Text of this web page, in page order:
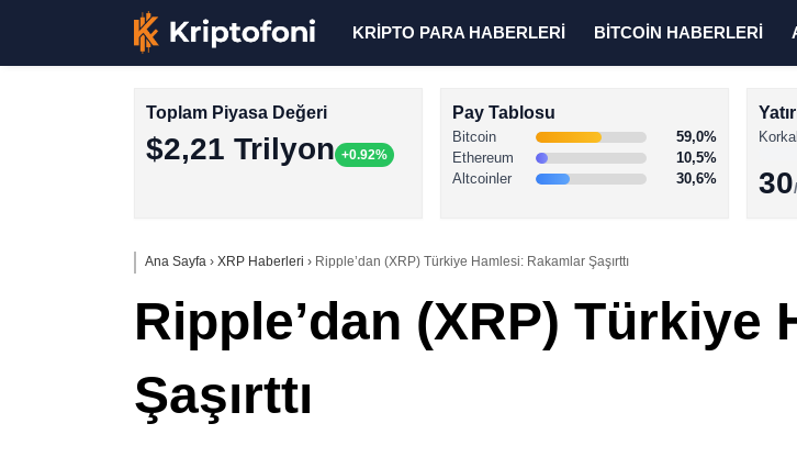
KRİPTO PARA HABERLERİ BİTCOİN HABERLERİ
Toplam Piyasa Değeri
$2,21 Trilyon +0.92%
Pay Tablosu
Bitcoin
59,0%
Ethereum
10,5%
Altcoinler
30,6% 30
Ana Sayfa › XRP Haberleri › Ripple’dan (XRP) Türkiye Hamlesi: Rakamlar Şaşırttı
Ripple’dan (XRP) Türkiye
Şaşırttı